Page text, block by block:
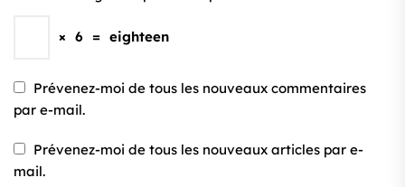
× 6 = eighteen
Prévenez-moi de tous les nouveaux commentaires
par e-mail.
Prévenez-moi de tous les nouveaux articles par e-
mail.